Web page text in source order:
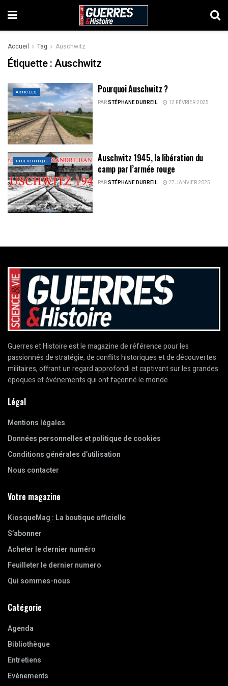
Accueil Tag Auschwitz
Étiquette :Auschwitz
ARTICLES Pourquoi Auschwitz ?
PARSTÉPHANE DUBREIL 12 FÉVRIER 2025
BIBLIOTHÈQUE
Auschwitz 1945, la libération du
camp par l’armée rouge
PARSTÉPHANE DUBREIL 27 JANVIER 2025
Guerres et Histoire est le magazine de référence pour les
passionnés de stratégie, de conflits historiques et de découvertes
militaires, offrant un regard approfondi et captivant sur les grandes
époques et événements qui ont façonné le monde.
Légal
Mentions légales
Données personnelles et politique de cookies
Conditions générales d’utilisation
Nous contacter
Votre magazine
KiosqueMag : La boutique officielle
S’abonner
Acheter le dernier numéro
Feuilleter le dernier numero
Qui sommes-nous
Catégorie
Agenda
Bibliothèque
Entretiens
Evènements